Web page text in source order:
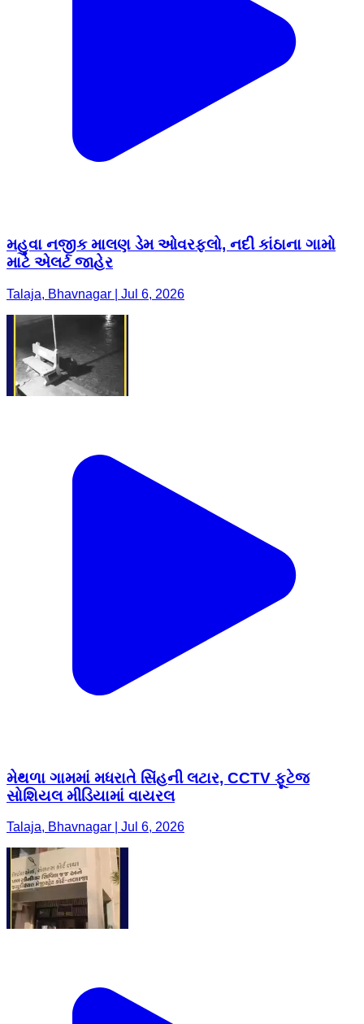
મહુવા નજીક માલણ ડેમ ઓવરફ્લો, નદી કાંઠાના ગામો
માટે એલર્ટ જાહેર
Talaja, Bhavnagar | Jul 6, 2026
મેથળા ગામમાં મધરાતે સિંહની લટાર, CCTV ફૂટેજ
સોશિયલ મીડિયામાં વાયરલ
Talaja, Bhavnagar | Jul 6, 2026